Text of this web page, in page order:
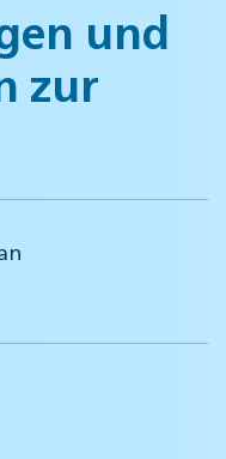
und
zur